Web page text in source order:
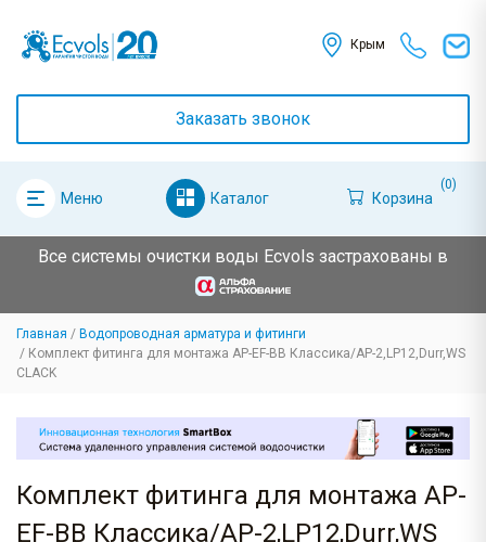
Крым
Заказать звонок
Меню Каталог Корзина
(0)
Все системы очистки воды Ecvols застрахованы в
Главная
Водопроводная арматура и фитинги
Комплект фитинга для монтажа AP-EF-BB Классика/AP-2,LP12,Durr,WS
CLACK
Комплект фитинга для монтажа AP-
EF-BB Классика/AP-2,LP12,Durr,WS